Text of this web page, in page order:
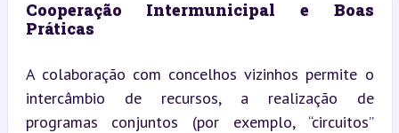
Cooperação Intermunicipal e Boas
Práticas
A colaboração com concelhos vizinhos permite o
intercâmbio de recursos, a realização de
programas conjuntos (por exemplo, “circuitos”